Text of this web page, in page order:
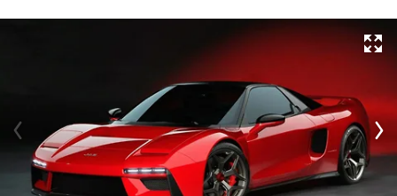
Развернуть